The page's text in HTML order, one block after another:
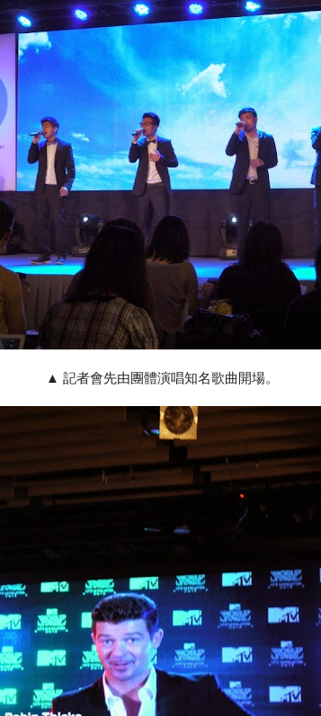
▲ 記者會先由團體演唱知名歌曲開場。